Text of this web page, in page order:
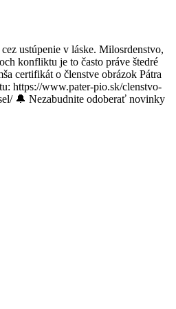
ustúpenie v láske. Milosrdenstvo,
konfliktu je to často práve štedré
certifikát o členstve obrázok Pátra
https://www.pater-pio.sk/clenstvo-
🔔 Nezabudnite odoberať novinky